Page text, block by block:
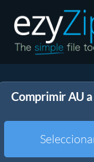
Descomprime
Otras herramientas
Comprimir AU